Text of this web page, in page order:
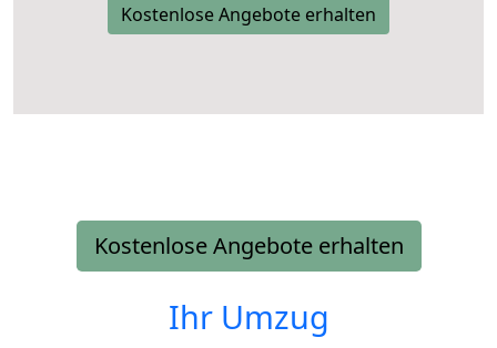
Kostenlose Angebote erhalten
Kostenlose Angebote erhalten
Ihr Umzug